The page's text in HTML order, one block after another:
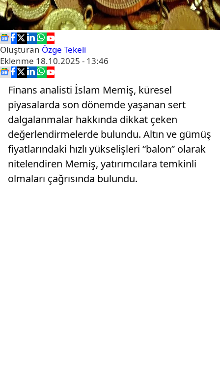
Oluşturan Özge Tekeli
Eklenme 18.10.2025 - 13:46
Finans analisti İslam Memiş, küresel
piyasalarda son dönemde yaşanan sert
dalgalanmalar hakkında dikkat çeken
değerlendirmelerde bulundu. Altın ve gümüş
fiyatlarındaki hızlı yükselişleri “balon” olarak
nitelendiren Memiş, yatırımcılara temkinli
olmaları çağrısında bulundu.